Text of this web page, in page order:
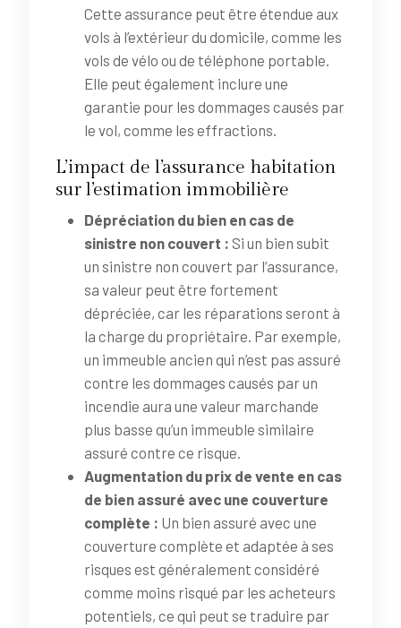
Cette assurance peut être étendue aux
vols à l’extérieur du domicile, comme les
vols de vélo ou de téléphone portable.
Elle peut également inclure une
garantie pour les dommages causés par
le vol, comme les effractions.
L’impact de l’assurance habitation
sur l’estimation immobilière
Dépréciation du bien en cas de
sinistre non couvert : Si un bien subit
un sinistre non couvert par l’assurance,
sa valeur peut être fortement
dépréciée, car les réparations seront à
la charge du propriétaire. Par exemple,
un immeuble ancien qui n’est pas assuré
contre les dommages causés par un
incendie aura une valeur marchande
plus basse qu’un immeuble similaire
assuré contre ce risque.
Augmentation du prix de vente en cas
de bien assuré avec une couverture
complète : Un bien assuré avec une
couverture complète et adaptée à ses
risques est généralement considéré
comme moins risqué par les acheteurs
potentiels, ce qui peut se traduire par